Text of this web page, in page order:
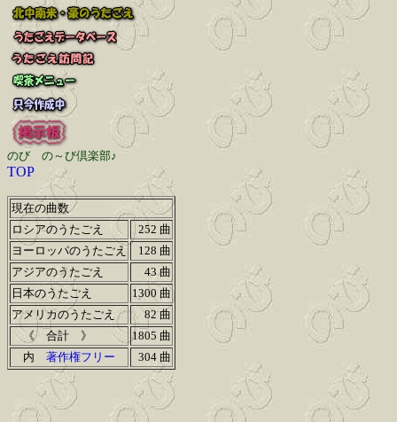
のび の～び倶楽部♪
TOP
現在の曲数
ロシアのうたごえ
252 曲
ヨーロッパのうたごえ
128 曲
アジアのうたごえ
43 曲
日本のうたごえ
1300 曲
アメリカのうたごえ
82 曲
《 合計 》
1805 曲
内 著作権フリー 304 曲